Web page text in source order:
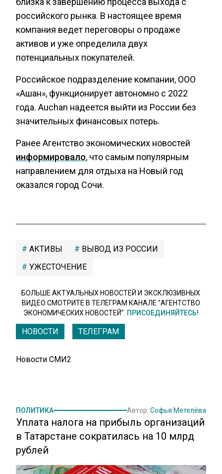
российского рынка. В настоящее время
компания ведет переговоры о продаже
активов и уже определила двух
потенциальных покупателей.
Российское подразделение компании, ООО
«Ашан», функционирует автономно с 2022
года. Auchan надеется выйти из России без
значительных финансовых потерь.
Ранее Агентство экономических новостей
информировало, что самым популярным
направлением для отдыха на Новый год
оказался город Сочи.
АКТИВЫ
ВЫВОД ИЗ РОССИИ
УЖЕСТОЧЕНИЕ
БОЛЬШЕ АКТУАЛЬНЫХ НОВОСТЕЙ И ЭКСКЛЮЗИВНЫХ
ВИДЕО СМОТРИТЕ В ТЕЛЕГРАМ КАНАЛЕ "АГЕНТСТВО
ЭКОНОМИЧЕСКИХ НОВОСТЕЙ". ПРИСОЕДИНЯЙТЕСЬ!
НОВОСТИ ТЕЛЕГРАМ
Новости СМИ2
ПОЛИТИКА Автор: Софья Метелёва
Уплата налога на прибыль организаций
в Татарстане сократилась на 10 млрд
рублей